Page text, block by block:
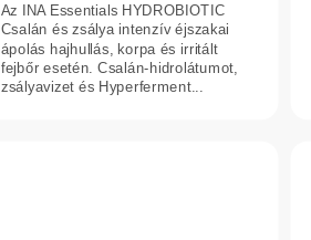
Az INA Essentials HYDROBIOTIC
Csalán és zsálya intenzív éjszakai
ápolás hajhullás, korpa és irritált
fejbőr esetén. Csalán-hidrolátumot,
zsályavizet és Hyperferment...